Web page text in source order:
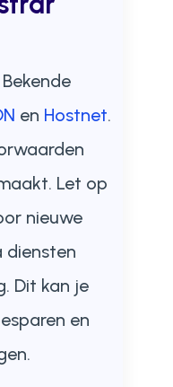
en Hostnet.
Let op
nieuwe
diensten
Dit kan je
en